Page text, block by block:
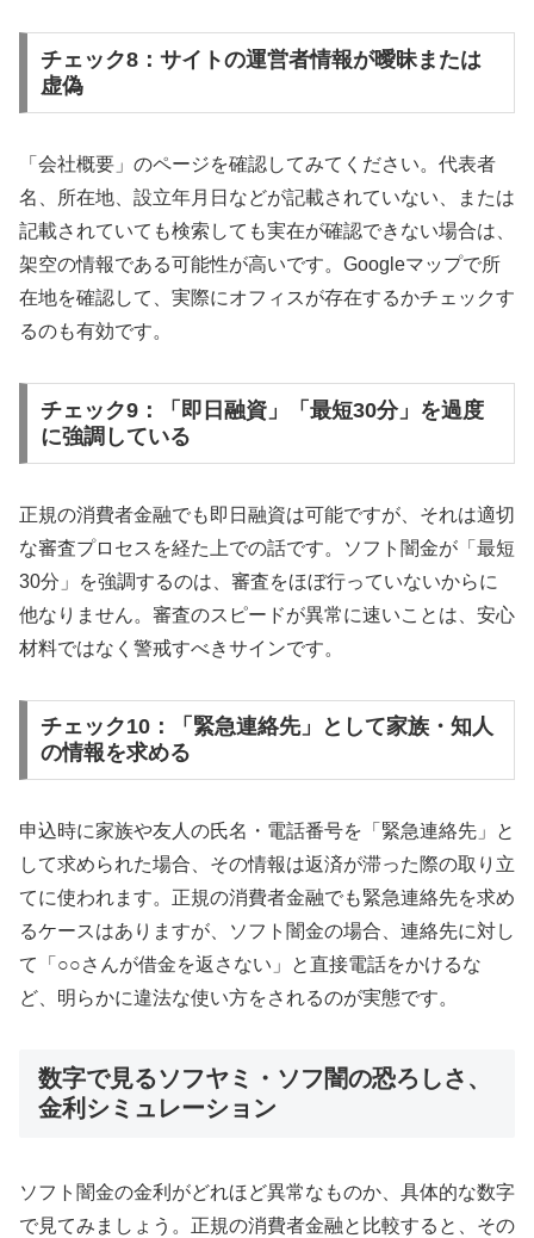
チェック8：サイトの運営者情報が曖昧または
虚偽
「会社概要」のページを確認してみてください。代表者
名、所在地、設立年月日などが記載されていない、または
記載されていても検索しても実在が確認できない場合は、
架空の情報である可能性が高いです。Googleマップで所
在地を確認して、実際にオフィスが存在するかチェックす
るのも有効です。
チェック9：「即日融資」「最短30分」を過度
に強調している
正規の消費者金融でも即日融資は可能ですが、それは適切
な審査プロセスを経た上での話です。ソフト闇金が「最短
30分」を強調するのは、審査をほぼ行っていないからに
他なりません。審査のスピードが異常に速いことは、安心
材料ではなく警戒すべきサインです。
チェック10：「緊急連絡先」として家族・知人
の情報を求める
申込時に家族や友人の氏名・電話番号を「緊急連絡先」と
して求められた場合、その情報は返済が滞った際の取り立
てに使われます。正規の消費者金融でも緊急連絡先を求め
るケースはありますが、ソフト闇金の場合、連絡先に対し
て「○○さんが借金を返さない」と直接電話をかけるな
ど、明らかに違法な使い方をされるのが実態です。
数字で見るソフヤミ・ソフ闇の恐ろしさ、
金利シミュレーション
ソフト闇金の金利がどれほど異常なものか、具体的な数字
で見てみましょう。正規の消費者金融と比較すると、その